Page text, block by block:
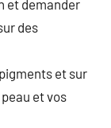
et demander
des
et sur
et vos